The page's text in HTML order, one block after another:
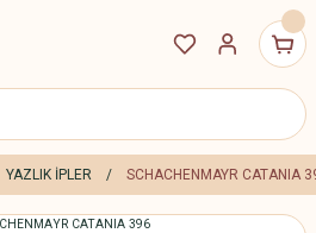
YAZLIK İPLER SCHACHENMAYR CATANIA